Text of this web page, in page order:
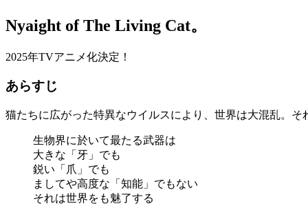
Nyaight of The Living Cat。
2025年TVアニメ化決定！
あらすじ
猫たちに広がった特異なウイルスにより、世界は大混乱。
生物界に於いて最たる武器は
大きな「牙」でも
鋭い「爪」でも
ましてや高度な「知能」でもない
それは世界をも魅了する